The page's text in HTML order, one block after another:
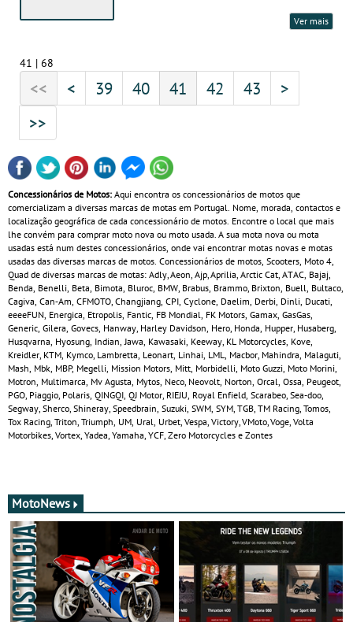
Ver mais
41 | 68
<< < 39 40 41 42 43
>
>>
Concessionários de Motos: Aqui encontra os concessionários de motos que
comercializam a diversas marcas de motas em Portugal. Nome, morada, contactos e
localização geográfica de cada concessionário de motos. Encontre o local que mais
lhe convém para comprar moto nova ou moto usada. A sua mota nova ou mota
usadas está num destes concessionários, onde vai encontrar motas novas e motas
usadas das diversas marcas de motos. Concessionários de motos, Scooters, Moto 4,
Quad de diversas marcas de motas: Adly, Aeon, Ajp, Aprilia, Arctic Cat, ATAC, Bajaj,
Benda, Benelli, Beta, Bimota, Bluroc, BMW, Brabus, Brammo, Brixton, Buell, Bultaco,
Cagiva, Can‑Am, CFMOTO, Changjiang, CPI, Cyclone, Daelim, Derbi, Dinli, Ducati,
eeeeFUN, Energica, Etropolis, Fantic, FB Mondial, FK Motors, Gamax, GasGas,
Generic, Gilera, Govecs, Hanway, Harley Davidson, Hero, Honda, Hupper, Husaberg,
Husqvarna, Hyosung, Indian, Jawa, Kawasaki, Keeway, KL Motorcycles, Kove,
Kreidler, KTM, Kymco, Lambretta, Leonart, Linhai, LML, Macbor, Mahindra, Malaguti,
Mash, Mbk, MBP, Megelli, Mission Motors, Mitt, Morbidelli, Moto Guzzi, Moto Morini,
Motron, Multimarca, Mv Agusta, Mytos, Neco, Neovolt, Norton, Orcal, Ossa, Peugeot,
PGO, Piaggio, Polaris, QINGQI, QJ Motor, RIEJU, Royal Enfield, Scarabeo, Sea-doo,
Segway, Sherco, Shineray, Speedbrain, Suzuki, SWM, SYM, TGB, TM Racing, Tomos,
Tox Racing, Triton, Triumph, UM, Ural, Urbet, Vespa, Victory, VMoto, Voge, Volta
Motorbikes, Vortex, Yadea, Yamaha, YCF, Zero Motorcycles e Zontes
MotoNews